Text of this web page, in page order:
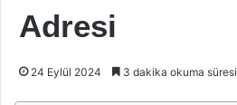
Adresi
24 Eylül 2024 3 dakika okuma süresi